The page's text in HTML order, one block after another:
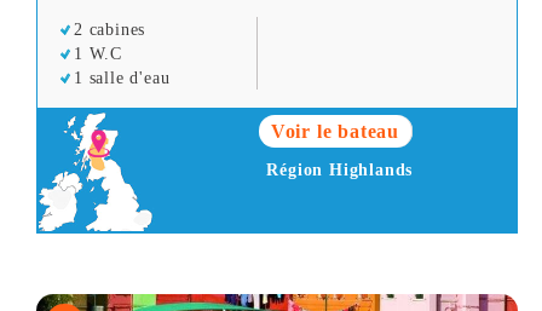
2 cabines
1 W.C
1 salle d'eau
Voir le bateau
Région Highlands